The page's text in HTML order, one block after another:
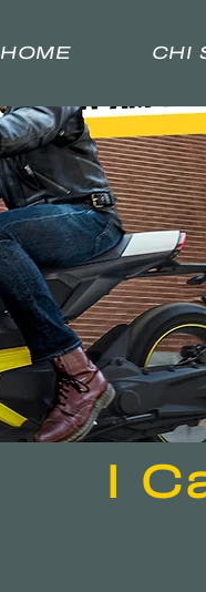
HOME CHI
I